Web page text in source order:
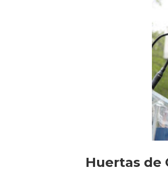
Huertas de